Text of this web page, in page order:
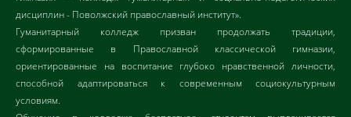
дисциплин - Поволжский православный институт».
Гуманитарный колледж призван продолжать традиции,
сформированные в Православной классической гимназии,
ориентированные на воспитание глубоко нравственной личности,
способной адаптироваться к современным социокультурным
условиям.